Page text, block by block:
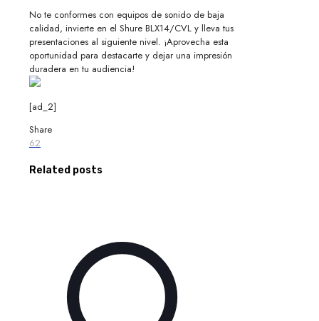
No te conformes con equipos de sonido de baja
calidad, invierte en el Shure BLX14/CVL y lleva tus
presentaciones al siguiente nivel. ¡Aprovecha esta
oportunidad para destacarte y dejar una impresión
duradera en tu audiencia!
[ad_2]
Share
62
Related posts